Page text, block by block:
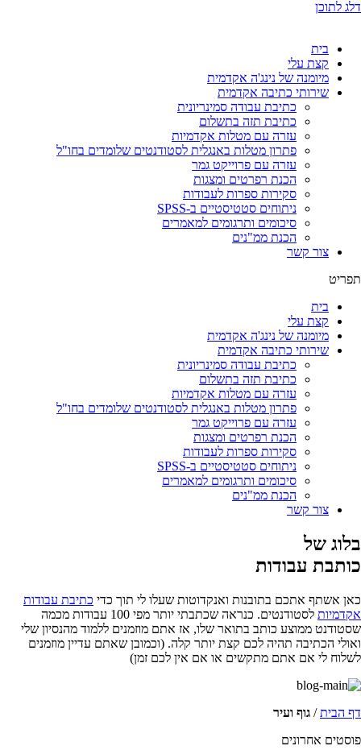
דלג לתוכן
בית
קצת עלי
מיומנה של נינג'ה אקדמית
שירותי כתיבה אקדמית
כתיבת עבודה סמינריונית
כתיבת תזה בתשלום
עזרה עם מטלות אקדמיות
פתרון מטלות באנגלית לסטודנטים שלומדים בחו"ל
עזרה עם פרוייקט גמר
הכנת רפרטים ומצגות
סקירות ספרות לעבודות
ניתוחים סטטיסטיים ב-SPSS
סיכומים ותרגומים למאמרים
הכנת ממ"נים
צור קשר
תפריט
בית
קצת עלי
מיומנה של נינג'ה אקדמית
שירותי כתיבה אקדמית
כתיבת עבודה סמינריונית
כתיבת תזה בתשלום
עזרה עם מטלות אקדמיות
פתרון מטלות באנגלית לסטודנטים שלומדים בחו"ל
עזרה עם פרוייקט גמר
הכנת רפרטים ומצגות
סקירות ספרות לעבודות
ניתוחים סטטיסטיים ב-SPSS
סיכומים ותרגומים למאמרים
הכנת ממ"נים
צור קשר
בלוג של
כותבת עבודות
כאן אשתף אתכם בתובנות ואנקדוטות שעלו לי תוך כדי כתיבת עבודות
אקדמיות
לסטודנטים. כנראה שכתבתי יותר מפי 100 עבודות מכמה
שסטודנט ממוצע כותב בתואר שלו, אז אתם מוזמנים ללמוד מהנסיון שלי
ואולי הכתיבה תהיה לכם קצת יותר קלה. (וכמובן שאתם עדיין מוזמנים
לשלוח לי אם אתם מתקשים או אם אין לכם זמן)
דף הבית/ גוף ועיר
פוסטים אחרונים